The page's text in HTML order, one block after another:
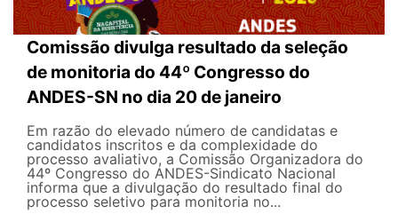
Comissão divulga resultado da seleção
de monitoria do 44º Congresso do
ANDES-SN no dia 20 de janeiro
Em razão do elevado número de candidatas e
candidatos inscritos e da complexidade do
processo avaliativo, a Comissão Organizadora do
44º Congresso do ANDES-Sindicato Nacional
informa que a divulgação do resultado final do
processo seletivo para monitoria no...